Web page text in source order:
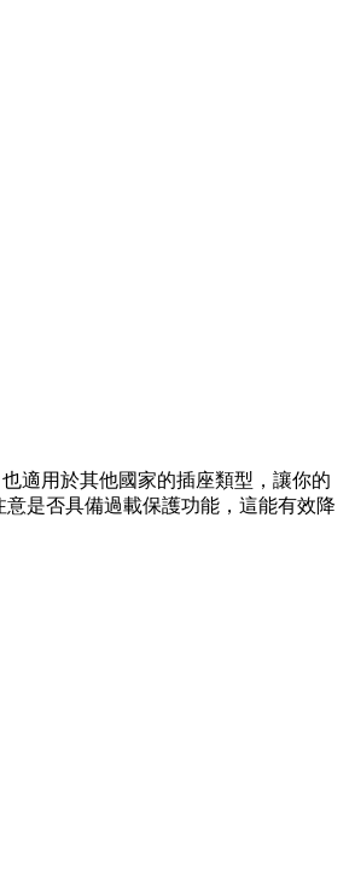
適用於其他國家的插座類型，讓你的
是否具備過載保護功能，這能有效降